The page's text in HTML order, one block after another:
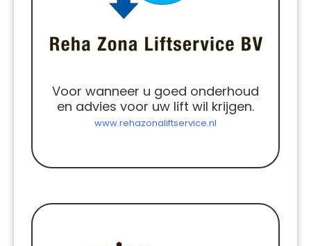
Voor wanneer u goed onderhoud
en advies voor uw lift wil krijgen.
www.rehazonaliftservice.nl